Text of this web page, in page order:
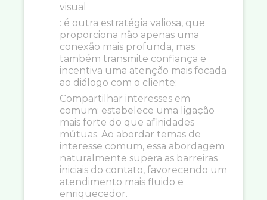
visual
: é outra estratégia valiosa, que
proporciona não apenas uma
conexão mais profunda, mas
também transmite confiança e
incentiva uma atenção mais focada
ao diálogo com o cliente;
Compartilhar interesses em
comum: estabelece uma ligação
mais forte do que afinidades
mútuas. Ao abordar temas de
interesse comum, essa abordagem
naturalmente supera as barreiras
iniciais do contato, favorecendo um
atendimento mais fluido e
enriquecedor.